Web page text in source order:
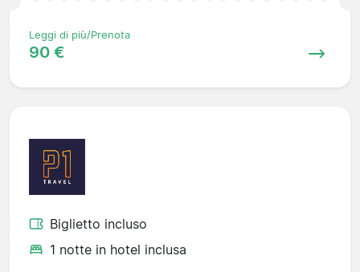
Leggi di più/Prenota
90 €
Biglietto incluso
1 notte in hotel inclusa